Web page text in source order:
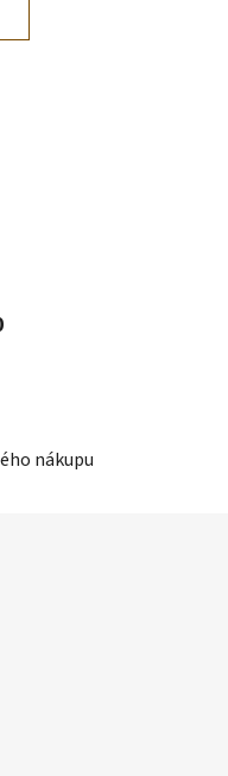
nákupu